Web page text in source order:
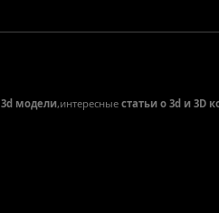
3d модели,интересные статьи о 3d и 3D